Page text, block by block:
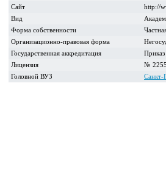
Сайт
http://
Вид
Форма собственности
Организационно-правовая форма
Государственная аккредитация
Лицензия
№ 2255
Головной ВУЗ
Санкт-